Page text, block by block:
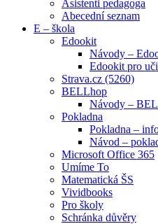
Asistenti pedagoga
Abecední seznam
E – škola
Edookit
Návody –
Edookit pro
Strava.cz (5260)
BELLhop
Návody –
Pokladna
Pokladna –
Návod –
Microsoft Office 365
Umíme To
Matematická ŠS
Vividbooks
Pro školy
Schránka důvěry